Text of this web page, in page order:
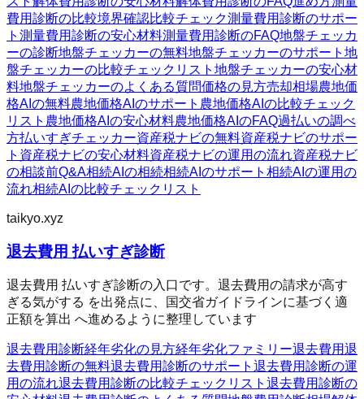
費用診断の比較境界確認比較チェック測量費用診断のサポー
ト 測量費用診断の安心材料測量費用診断のFAQ地盤チェッカ
ーの診断地盤チェッカーの無料地盤チェッカーのサポート 地
盤チェッカーの比較チェックリスト 地盤チェッカーの安心材
料地盤チェッカーのよくある質問価格の見方売却相場農地価
格AIの無料農地価格AIのサポート 農地価格AIの比較チェック
リスト 農地価格AIの安心材料農地価格AIのFAQ過払いの調べ
方払いすぎチェッカー資産税ナビの無料資産税ナビのサポー
ト 資産税ナビの安心材料資産税ナビの運用の流れ資産税ナビ
の相談前Q&A相続AIの相続相続AIのサポート 相続AIの運用の
流れ相続AIの比較チェックリスト
taikyo.xyz
退去費用 払いすぎ診断
退去費用 払いすぎ診断の入口です。退去費用の請求が高す
ぎる気がする を出発点に、国交省ガイドラインに基づく適
正額を算出 へ進めるように整理しています
退去費用診断経年劣化の見方経年劣化ファミリー退去費用退
去費用診断の無料退去費用診断のサポート 退去費用診断の運
用の流れ退去費用診断の比較チェックリスト 退去費用診断の